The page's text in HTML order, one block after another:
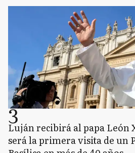
3
Luján recibirá al papa León
será la primera visita de un